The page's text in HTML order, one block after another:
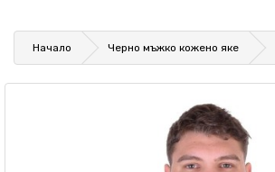
Начало Черно мъжко кожено яке